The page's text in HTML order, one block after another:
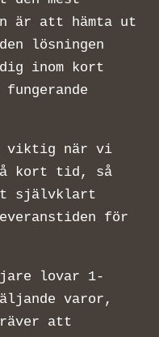
är att hämta ut
lösningen
inom kort
viktig när vi
på kort tid, så
självklart
för
lovar 1-
varor,
att